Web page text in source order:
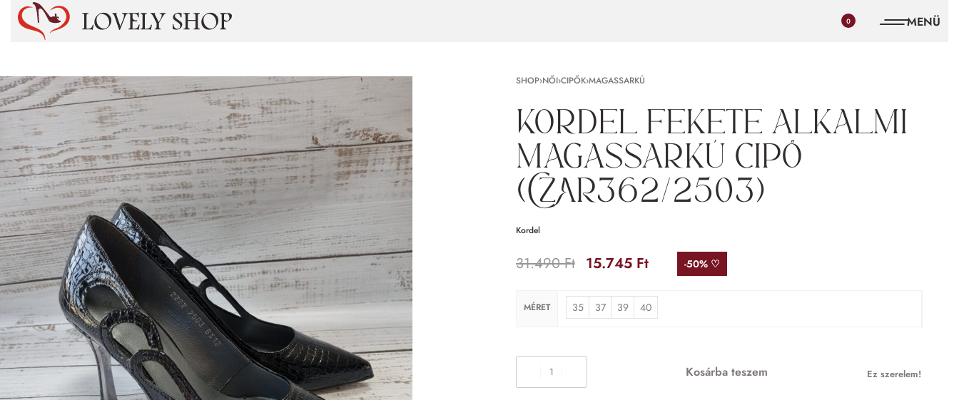
0
SHOP›NŐI›CIPŐK›MAGASSARKÚ
Kordel fekete alkalmi
magassarkú cipő
(CZAR362/2503)
Kordel
31.490Ft 15.745 Ft -50% ♡
MÉRET 35 37 39 40
Kosárba teszem Ez szerelem!